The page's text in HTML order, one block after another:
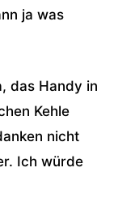
ja was
das Handy in
Kehle
nicht
Ich würde